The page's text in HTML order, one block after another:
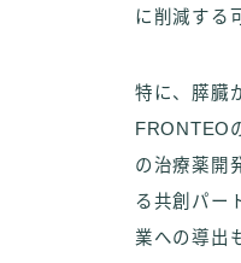
に削減する
特に、膵臓
FRONTEO
の治療薬開
る共創パー
業への導出